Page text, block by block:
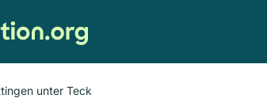
unter Teck